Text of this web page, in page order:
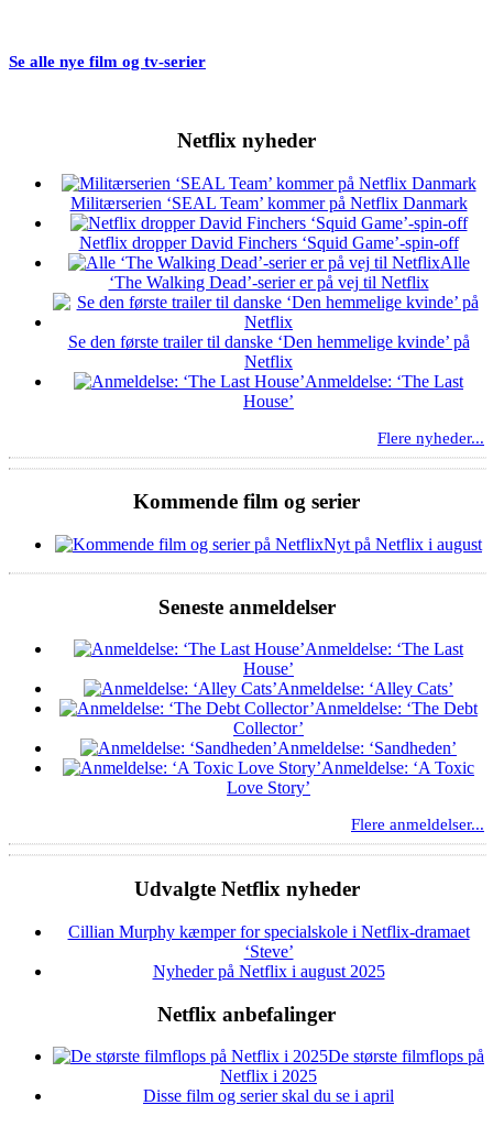
Se alle nye film og tv-serier
Netflix nyheder
Militærserien ‘SEAL Team’ kommer på Netflix Danmark
Netflix dropper David Finchers ‘Squid Game’-spin-off
Alle
‘The Walking Dead’-serier er på vej til Netflix
Se den første trailer til danske ‘Den hemmelige kvinde’ på
Netflix
Anmeldelse: ‘The Last
House’
Flere nyheder...
Kommende film og serier
Nyt på Netflix i august
Seneste anmeldelser
Anmeldelse: ‘The Last
House’
Anmeldelse: ‘Alley Cats’
Anmeldelse: ‘The Debt
Collector’
Anmeldelse: ‘Sandheden’
Anmeldelse: ‘A Toxic
Love Story’
Flere anmeldelser...
Udvalgte Netflix nyheder
Cillian Murphy kæmper for specialskole i Netflix-dramaet
‘Steve’
Nyheder på Netflix i august 2025
Netflix anbefalinger
De største filmflops på
Netflix i 2025
Disse film og serier skal du se i april